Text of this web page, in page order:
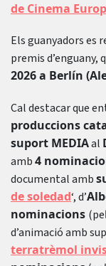
de Cinema
Els guanyadors es
premis d’enguany,
2026 a Berlín
Cal destacar que
produccions
suport MEDIAal
amb4
documental amb
de soledad‘, d’
nominacions
d’animació amb
terratrèmol